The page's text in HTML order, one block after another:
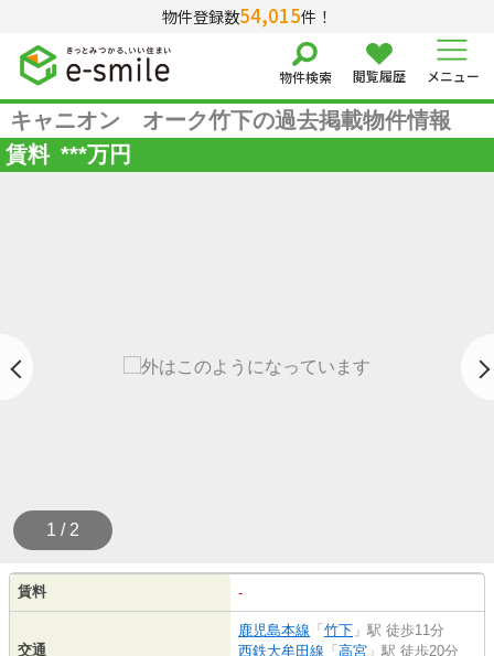
物件登録数54,015件！
物件検索 閲覧履歴 メニュー
キャニオン オーク竹下の過去掲載物件情報
賃料 ***万円
1 / 2
賃料 -
交通
鹿児島本線 「 竹下 」駅 徒歩11分
西鉄大牟田線 「 高宮 」駅 徒歩20分